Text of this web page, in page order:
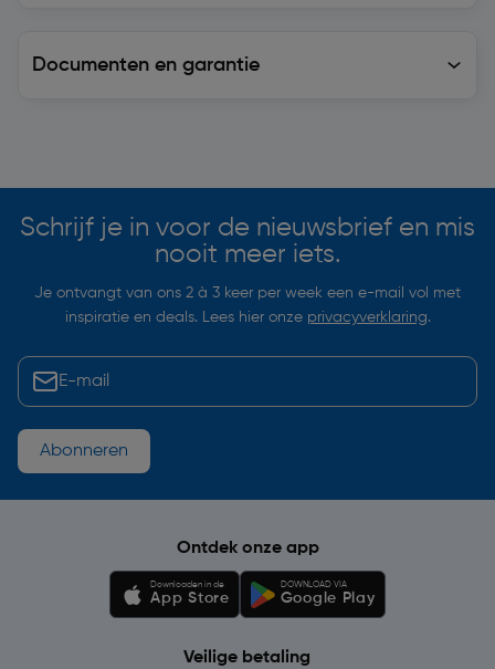
Documenten en garantie
Schrijf je in voor de nieuwsbrief en mis
nooit meer iets.
Je ontvangt van ons 2 à 3 keer per week een e-mail vol met
inspiratie en deals. Lees hier onze privacyverklaring.
Abonneren
Ontdek onze app
Downloaden in de
App Store
DOWNLOAD VIA
Google Play
Veilige betaling